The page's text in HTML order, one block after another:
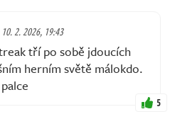
2. 2026, 19:43
tří po sobě jdoucích
herním světě málokdo.
5